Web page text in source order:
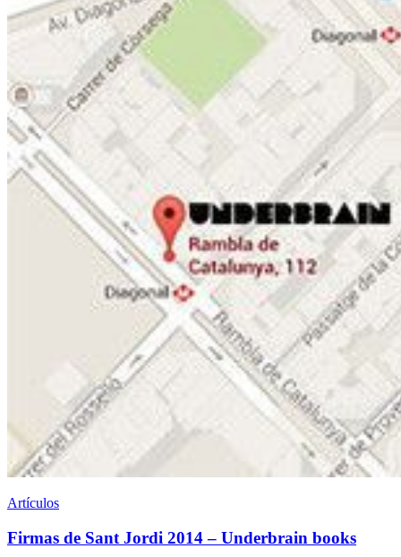
Artículos
Firmas de Sant Jordi 2014 – Underbrain books